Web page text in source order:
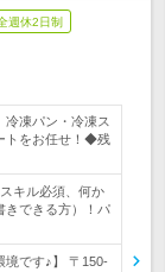
週休2日制
冷凍パン・冷凍ス
トをお任せ！◆残
キル必須、何か
きできる方）！パ
境です♪】 〒150-